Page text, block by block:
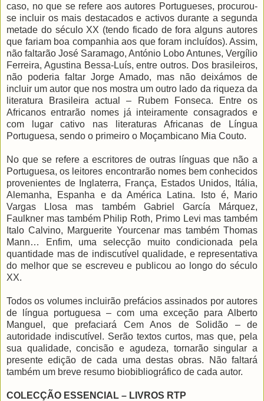
caso, no que se refere aos autores Portugueses, procurou-
se incluir os mais destacados e activos durante a segunda
metade do século XX (tendo ficado de fora alguns autores
que fariam boa companhia aos que foram incluídos). Assim,
não faltarão José Saramago, António Lobo Antunes, Vergílio
Ferreira, Agustina Bessa-Luís, entre outros. Dos brasileiros,
não poderia faltar Jorge Amado, mas não deixámos de
incluir um autor que nos mostra um outro lado da riqueza da
literatura Brasileira actual – Rubem Fonseca. Entre os
Africanos entrarão nomes já inteiramente consagrados e
com lugar cativo nas literaturas Africanas de Língua
Portuguesa, sendo o primeiro o Moçambicano Mia Couto.
No que se refere a escritores de outras línguas que não a
Portuguesa, os leitores encontrarão nomes bem conhecidos
provenientes de Inglaterra, França, Estados Unidos, Itália,
Alemanha, Espanha e da América Latina. Isto é, Mario
Vargas Llosa mas também Gabriel García Márquez,
Faulkner mas também Philip Roth, Primo Levi mas também
Italo Calvino, Marguerite Yourcenar mas também Thomas
Mann… Enfim, uma selecção muito condicionada pela
quantidade mas de indiscutível qualidade, e representativa
do melhor que se escreveu e publicou ao longo do século
XX.
Todos os volumes incluirão prefácios assinados por autores
de língua portuguesa – com uma exceção para Alberto
Manguel, que prefaciará Cem Anos de Solidão – de
autoridade indiscutível. Serão textos curtos, mas que, pela
sua qualidade, concisão e agudeza, tornarão singular a
presente edição de cada uma destas obras. Não faltará
também um breve resumo biobibliográfico de cada autor.
COLECÇÃO ESSENCIAL – LIVROS RTP